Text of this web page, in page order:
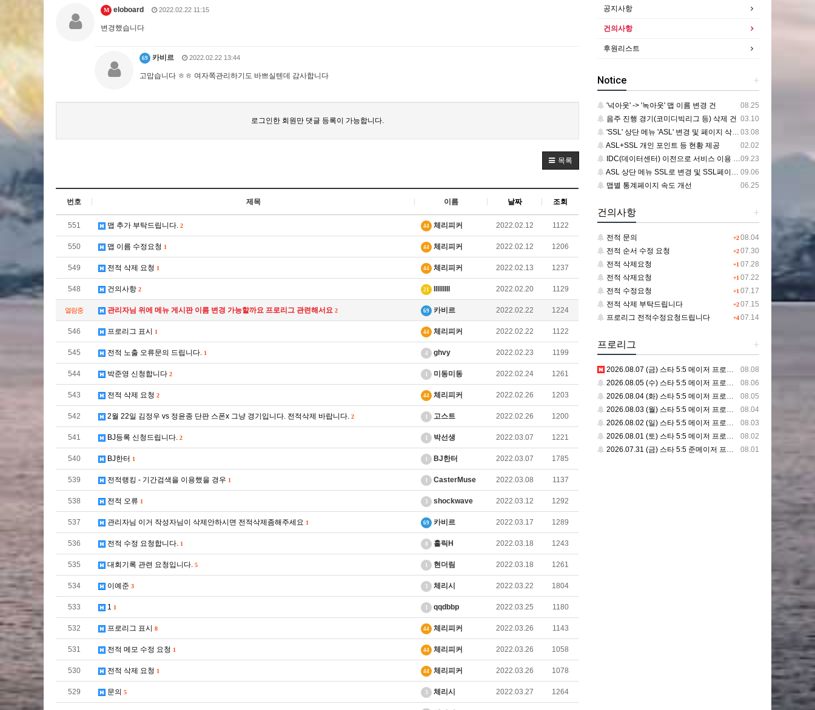
M eloboard 2022.02.22 11:15
변경했습니다
69 카비르 2022.02.22 13:44
고맙습니다 ㅎㅎ 여자쪽관리하기도 바쁘실텐데 감사합니다
로그인한 회원만 댓글 등록이 가능합니다.
목록
번호 제목 이름 날짜 조회
551 맵 추가 부탁드립니다. 2 44 체리피커 2022.02.12 1122
550 맵 이름 수정요청 1 44 체리피커 2022.02.12 1206
549 전적 삭제 요청 1 44 체리피커 2022.02.13 1237
548 건의사항 2 21 IlllllIII 2022.02.20 1129
열람중 관리자님 위에 메뉴 게시판 이름 변경 가능할까요 프로리그 관련해서요 2 69 카비르 2022.02.22 1224
546 프로리그 표시 1 44 체리피커 2022.02.22 1122
545 전적 노출 오류문의 드립니다. 1 4 ghvy 2022.02.23 1199
544 박준영 신청합니다 2 1 미동미동 2022.02.24 1261
543 전적 삭제 요청 2 44 체리피커 2022.02.26 1203
542 2월 22일 김정우 vs 정윤종 단판 스폰x 그냥 경기입니다. 전적삭제 바랍니다. 2 1 고스트 2022.02.26 1200
541 BJ등록 신청드립니다. 2 1 박선생 2022.03.07 1221
540 BJ한터 1 1 BJ한터 2022.03.07 1785
539 전적랭킹 - 기간검색을 이용했을 경우 1 1 CasterMuse 2022.03.08 1137
538 전적 오류 1 3 shockwave 2022.03.12 1292
537 관리자님 이거 작성자님이 삭제안하시면 전적삭제좀해주세요 1 69 카비르 2022.03.17 1289
536 전적 수정 요청합니다. 1 8 홀릭H 2022.03.18 1243
535 대회기록 관련 요청입니다. 5 1 현더림 2022.03.18 1261
534 이예준 3 3 체리시 2022.03.22 1804
533 1 1 1 qqdbbp 2022.03.25 1180
532 프로리그 표시 8 44 체리피커 2022.03.26 1143
531 전적 메모 수정 요청 1 44 체리피커 2022.03.26 1058
530 전적 삭제 요청 1 44 체리피커 2022.03.26 1078
529 문의 5 3 체리시 2022.03.27 1264
공지사항
건의사항
후원리스트
+
Notice
08.25
'넉아웃' -> '녹아웃' 맵 이름 변경 건
03.10
음주 진행 경기(코미디빅리그 등) 삭제 건
03.08
'SSL' 상단 메뉴 'ASL' 변경 및 페이지 삭제 건
02.02
ASL+SSL 개인 포인트 등 현황 제공
09.23
IDC(데이터센터) 이전으로 서비스 이용 중단 건
09.06
ASL 상단 메뉴 SSL로 변경 및 SSL페이지 추가 건
06.25
맵별 통계페이지 속도 개선
+
건의사항
+208.04
전적 문의
+207.30
전적 순서 수정 요청
+1 07.28
전적 삭제요청
+1 07.22
전적 삭제요청
+1 07.17
전적 수정요청
+207.15
전적 삭제 부탁드립니다
+407.14
프로리그 전적수정요청드립니다
+
프로리그
08.08
2026.08.07 (금) 스타 5:5 메이저 프로리그
08.06
2026.08.05 (수) 스타 5:5 메이저 프로리그
08.05
2026.08.04 (화) 스타 5:5 메이저 프로리그
08.04
2026.08.03 (월) 스타 5:5 메이저 프로리그
08.03
2026.08.02 (일) 스타 5:5 메이저 프로리그
08.02
2026.08.01 (토) 스타 5:5 메이저 프로리그
08.01
2026.07.31 (금) 스타 5:5 준메이저 프로리그